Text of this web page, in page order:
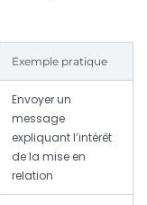
Exemple pratique
Envoyer un
message
expliquant l’intérêt
de la mise en
relation